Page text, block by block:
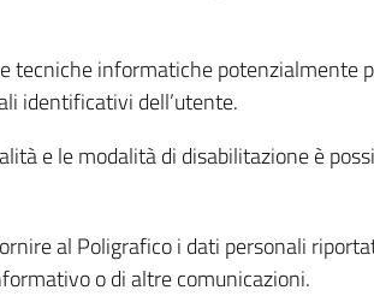
tecniche informatiche potenzialmente
identificativi dell’utente.
e le modalità di disabilitazione è
al Poligrafico i dati personali
o di altre comunicazioni.